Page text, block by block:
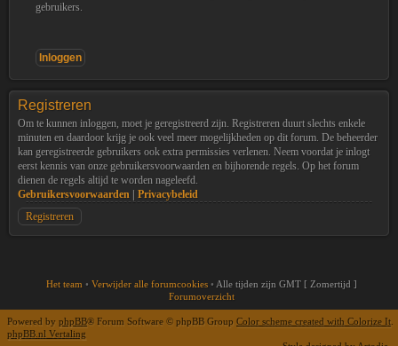
gebruikers.
Registreren
Om te kunnen inloggen, moet je geregistreerd zijn. Registreren duurt slechts enkele
minuten en daardoor krijg je ook veel meer mogelijkheden op dit forum. De beheerder
kan geregistreerde gebruikers ook extra permissies verlenen. Neem voordat je inlogt
eerst kennis van onze gebruikersvoorwaarden en bijhorende regels. Op het forum
dienen de regels altijd te worden nageleefd.
Gebruikersvoorwaarden
Privacybeleid
Registreren
Het team • Verwijder alle forumcookies • Alle tijden zijn GMT [ Zomertijd ]
Forumoverzicht
Powered by phpBB® Forum Software © phpBB Group Color scheme created with Colorize It
phpBB.nl Vertaling